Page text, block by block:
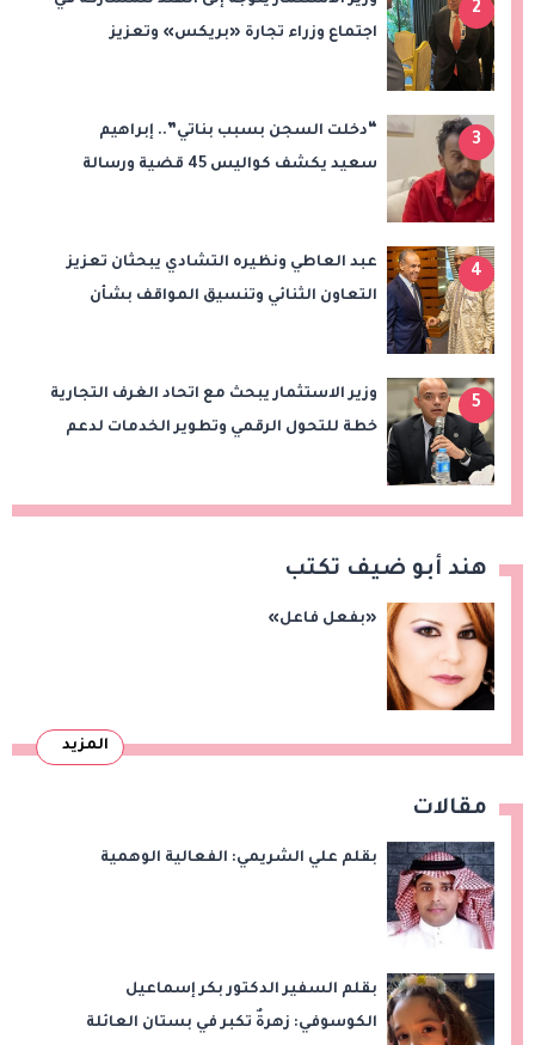
2
اجتماع وزراء تجارة «بريكس» وتعزيز
3
“دخلت السجن بسبب بناتي”.. إبراهيم
سعيد يكشف كواليس 45 قضية ورسالة
4
عبد العاطي ونظيره التشادي يبحثان تعزيز
التعاون الثنائي وتنسيق المواقف بشأن
5
وزير الاستثمار يبحث مع اتحاد الغرف التجارية
خطة للتحول الرقمي وتطوير الخدمات لدعم
هند أبو ضيف تكتب
«بفعل فاعل»
المزيد
مقالات
بقلم علي الشريمي: الفعالية الوهمية
بقلم السفير الدكتور بكر إسماعيل
الكوسوفي: زهرةٌ تكبر في بستان العائلة